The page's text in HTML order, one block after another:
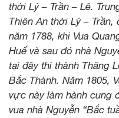
thời Lý – Trần – Lê.
Thiên An thời Lý –
năm 1788, khi Vua
Huế và sau đó nhà
tại đây thì thành Thăng
Bắc Thành. Năm 1805,
vực này làm hành cung
vua nhà Nguyễn “Bắc